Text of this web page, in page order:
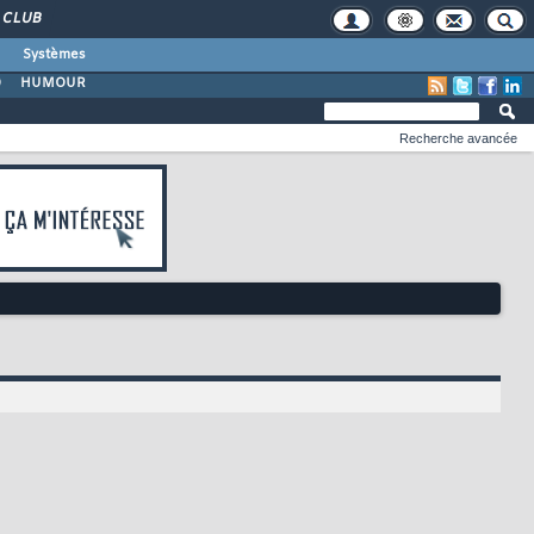
CLUB
Systèmes
HUMOUR
Recherche avancée